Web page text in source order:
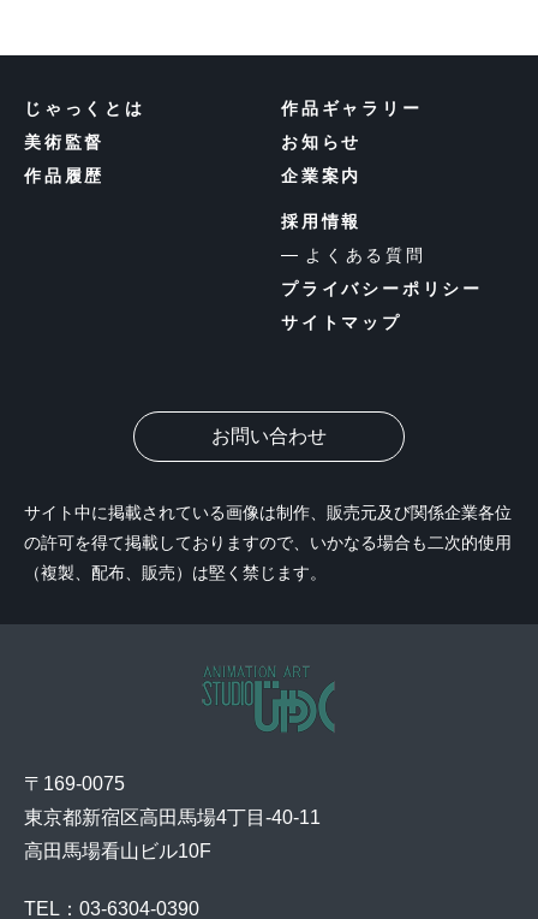
〒169-0075
東京都新宿区高田馬場4丁目-40-11
高田馬場看山ビル10F
TEL：03-6304-0390
じゃっくとは
美術監督
作品履歴
作品ギャラリー
お知らせ
企業案内
採用情報
よくある質問
プライバシーポリシー
サイトマップ
お問い合わせ
サイト中に掲載されている画像は制作、販売元及び関係企業各位
の許可を得て掲載しておりますので、いかなる場合も二次的使用
（複製、配布、販売）は堅く禁じます。